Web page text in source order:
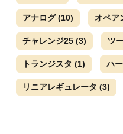
アナログ(10) オペア
チャレンジ25 (3) ツ
トランジスタ (1) ハ
リニアレギュレータ (3)